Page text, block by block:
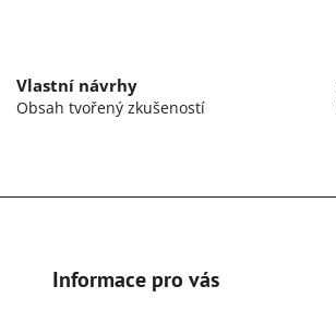
r
Vlastní návrhy
Obsah tvořený zkušeností
Informace pro vás